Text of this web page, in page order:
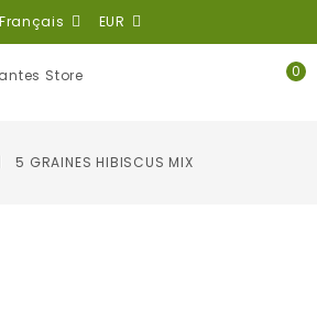
Français EUR
0
5 GRAINES HIBISCUS MIX